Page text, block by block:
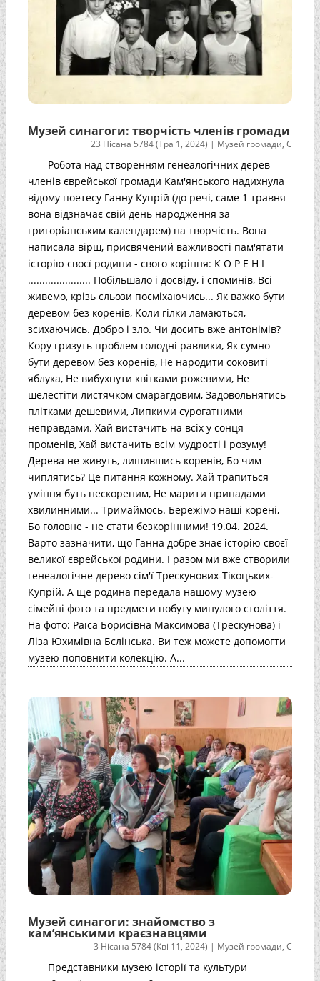
Музей синагоги: творчість членів громади
23 Нісана 5784 (Тра 1, 2024) | Музей громади,С
Робота над створенням генеалогічних дерев
членів єврейської громади Кам'янського надихнула
відому поетесу Ганну Купрій (до речі, саме 1 травня
вона відзначає свій день народження за
григоріанським календарем) на творчість. Вона
написала вірш, присвячений важливості пам'ятати
історію своєї родини - свого коріння: К О Р Е Н І
...................... Побільшало і досвіду, і споминів, Всі
живемо, крізь сльози посміхаючись... Як важко бути
деревом без коренів, Коли гілки ламаються,
зсихаючись. Добро і зло. Чи досить вже антонімів?
Кору гризуть проблем голодні равлики, Як сумно
бути деревом без коренів, Не народити соковиті
яблука, Не вибухнути квітками рожевими, Не
шелестіти листячком смарагдовим, Задовольнятись
плітками дешевими, Липкими сурогатними
неправдами. Хай вистачить на всіх у сонця
променів, Хай вистачить всім мудрості і розуму!
Дерева не живуть, лишившись коренів, Бо чим
чиплятись? Це питання кожному. Хай трапиться
уміння буть нескореним, Не марити принадами
хвилинними... Тримаймось. Бережімо наші корені,
Бо головне - не стати безкорінними! 19.04. 2024.
Варто зазначити, що Ганна добре знає історію своєї
великої єврейської родини. І разом ми вже створили
генеалогічне дерево сім'ї Трескунових-Тікоцьких-
Купрій. А ще родина передала нашому музею
сімейні фото та предмети побуту минулого століття.
На фото: Раїса Борисівна Максимова (Трескунова) і
Ліза Юхимівна Бєлінська. Ви теж можете допомогти
музею поповнити колекцію. А...
Музей синагоги: знайомство з
кам’янськими краєзнавцями
3 Нісана 5784 (Кві 11, 2024) | Музей громади,С
Представники музею історії та культури